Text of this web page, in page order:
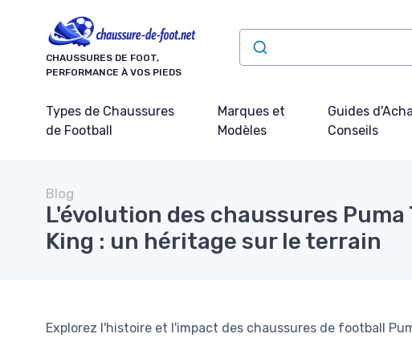
CHAUSSURES DE FOOT,
PERFORMANCE À VOS PIEDS
Types de Chaussures
de Football
Marques et
Modèles
Guides
Conseils
Blog
L'évolution des chaussures Puma
King : un héritage sur le terrain
Explorez l'histoire et l'impact des chaussures de football